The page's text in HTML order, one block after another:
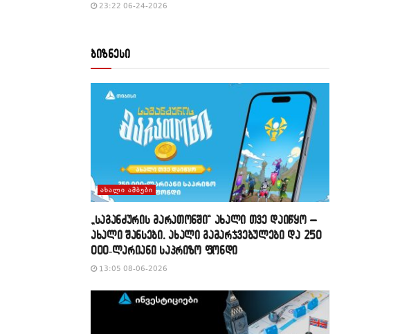
23:22 06-24-2026
ბიზნესი
ᲐᲮᲐᲚᲘ ᲐᲛᲑᲔᲑᲘ
„საგანძურის მარათონში“ ახალი თვე დაიწყო –
ახალი შანსები, ახალი გამარჯვებულები და 250
000-ლარიანი საპრიზო ფონდი
13:05 08-06-2026